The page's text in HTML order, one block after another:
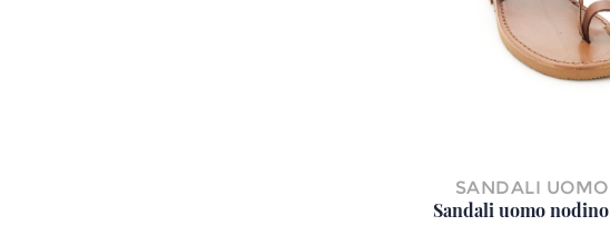
SANDALI UOMO
Sandali uomo nodino